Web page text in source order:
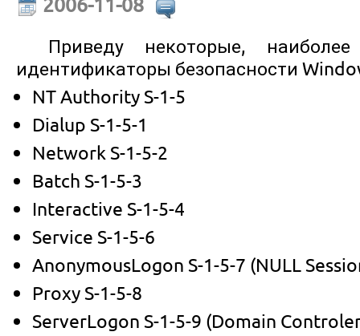
Приведу некоторые,
идентификаторы безопасности
NT Authority S-1-5
Dialup S-1-5-1
Network S-1-5-2
Batch S-1-5-3
Interactive S-1-5-4
Service S-1-5-6
AnonymousLogon S-1-5-7 (NULL
Proxy S-1-5-8
ServerLogon S-1-5-9 (Domain